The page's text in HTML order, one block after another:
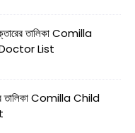
তালিকা Comilla
List
তালিকা Comilla Child